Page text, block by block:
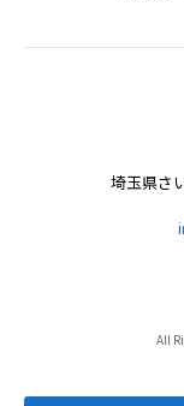
埼玉県さ
All